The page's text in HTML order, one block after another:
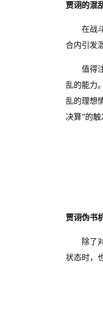
贾诩的混
在战
合内引发
值得
乱的能力
乱的理想
决算”的触
贾诩伪书
除了
状态时，